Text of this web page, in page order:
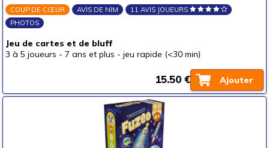
COUP DE CŒUR AVIS DE NIM
11 AVIS JOUEURS
PHOTOS
Jeu de cartes et de bluff
3 à 5 joueurs - 7 ans et plus - jeu rapide (<30 min)
Ajouter
15.50 €